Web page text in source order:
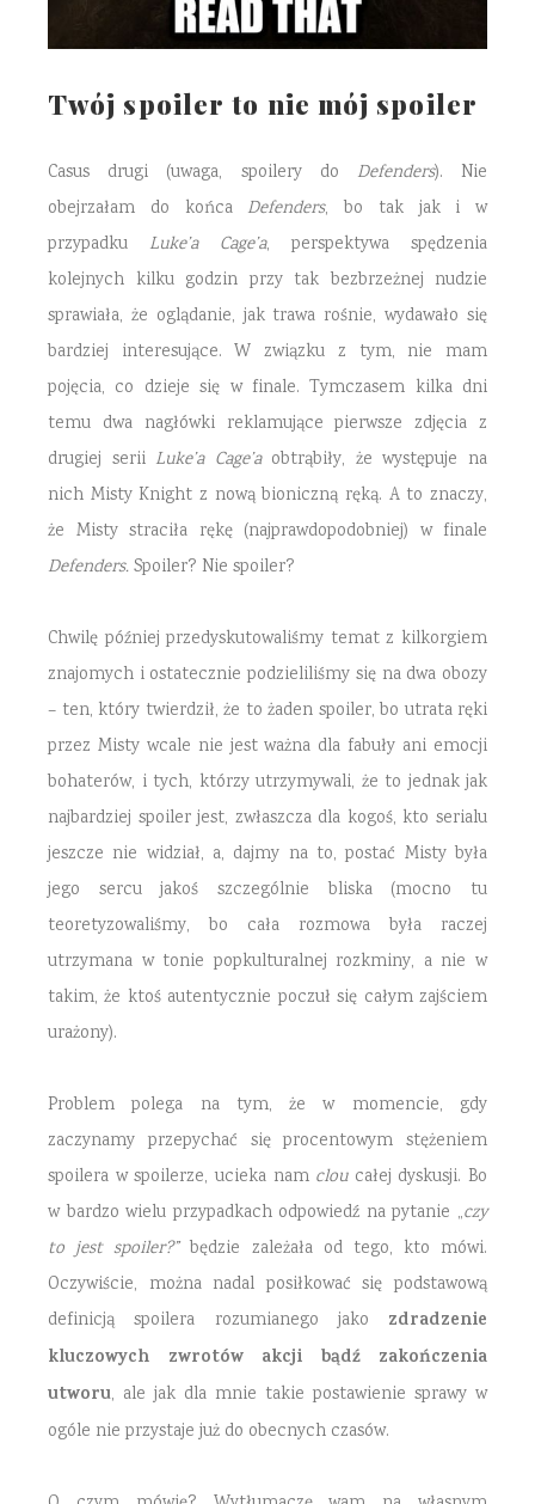
Twój spoiler to nie mój spoiler
Casus drugi (uwaga, spoilery do Defenders). Nie
obejrzałam do końca Defenders, bo tak jak i w
przypadku Luke’a Cage’a, perspektywa spędzenia
kolejnych kilku godzin przy tak bezbrzeżnej nudzie
sprawiała, że oglądanie, jak trawa rośnie, wydawało się
bardziej interesujące. W związku z tym, nie mam
pojęcia, co dzieje się w finale. Tymczasem kilka dni
temu dwa nagłówki reklamujące pierwsze zdjęcia z
drugiej serii Luke’a Cage’aobtrąbiły, że występuje na
nich Misty Knight z nową bioniczną ręką. A to znaczy,
że Misty straciła rękę (najprawdopodobniej) w finale
Defenders.Spoiler? Nie spoiler?
Chwilę później przedyskutowaliśmy temat z kilkorgiem
znajomych i ostatecznie podzieliliśmy się na dwa obozy
– ten, który twierdził, że to żaden spoiler, bo utrata ręki
przez Misty wcale nie jest ważna dla fabuły ani emocji
bohaterów, i tych, którzy utrzymywali, że to jednak jak
najbardziej spoiler jest, zwłaszcza dla kogoś, kto serialu
jeszcze nie widział, a, dajmy na to, postać Misty była
jego sercu jakoś szczególnie bliska (mocno tu
teoretyzowaliśmy, bo cała rozmowa była raczej
utrzymana w tonie popkulturalnej rozkminy, a nie w
takim, że ktoś autentycznie poczuł się całym zajściem
urażony).
Problem polega na tym, że w momencie, gdy
zaczynamy przepychać się procentowym stężeniem
spoilera w spoilerze, ucieka nam clou całej dyskusji. Bo
w bardzo wielu przypadkach odpowiedź na pytanie „czy
to jest spoiler?”będzie zależała od tego, kto mówi.
Oczywiście, można nadal posiłkować się podstawową
definicją spoilera rozumianego jako zdradzenie
kluczowych zwrotów akcji bądź zakończenia
utworu, ale jak dla mnie takie postawienie sprawy w
ogóle nie przystaje już do obecnych czasów.